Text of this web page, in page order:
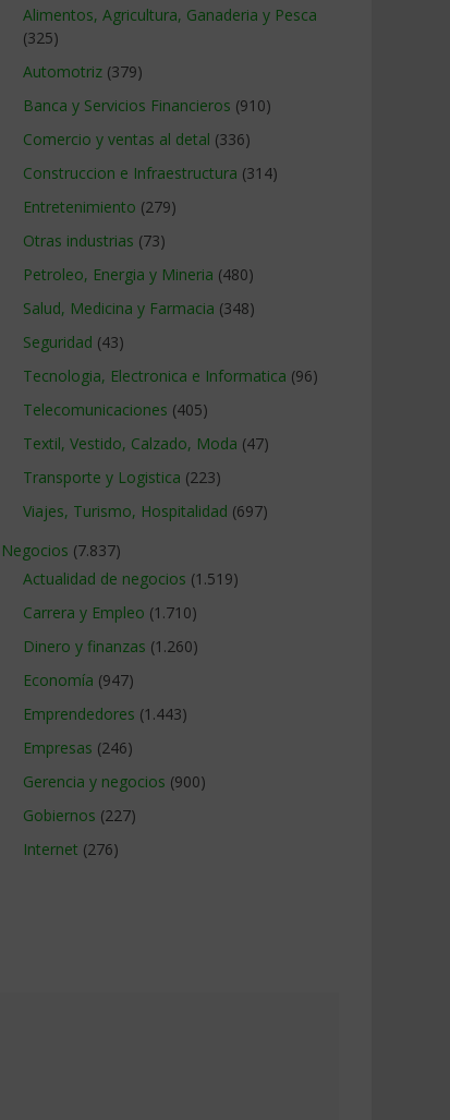
Alimentos, Agricultura, Ganaderia y Pesca
(325)
Automotriz (379)
Banca y Servicios Financieros (910)
Comercio y ventas al detal (336)
Construccion e Infraestructura (314)
Entretenimiento (279)
Otras industrias (73)
Petroleo, Energia y Mineria (480)
Salud, Medicina y Farmacia (348)
Seguridad (43)
Tecnologia, Electronica e Informatica (96)
Telecomunicaciones (405)
Textil, Vestido, Calzado, Moda (47)
Transporte y Logistica (223)
Viajes, Turismo, Hospitalidad (697)
Negocios (7.837)
Actualidad de negocios (1.519)
Carrera y Empleo (1.710)
Dinero y finanzas (1.260)
Economía (947)
Emprendedores (1.443)
Empresas (246)
Gerencia y negocios (900)
Gobiernos (227)
Internet (276)